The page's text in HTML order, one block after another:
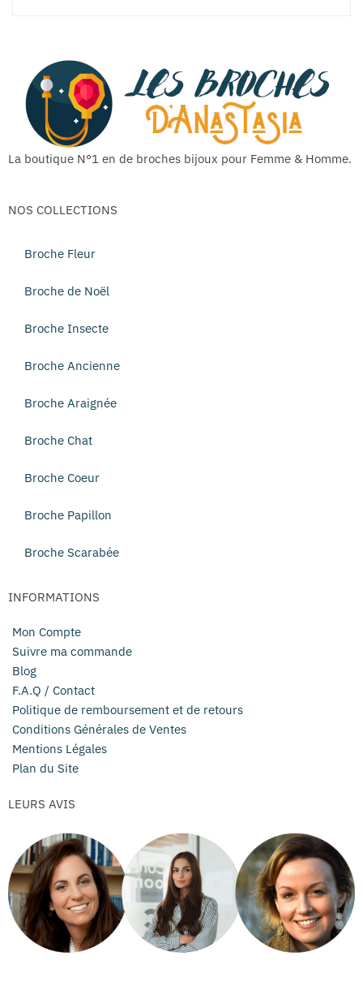
La boutique N°1 en de broches bijoux pour Femme & Homme.
NOS COLLECTIONS
Broche Fleur
Broche de Noël
Broche Insecte
Broche Ancienne
Broche Araignée
Broche Chat
Broche Coeur
Broche Papillon
Broche Scarabée
INFORMATIONS
Mon Compte
Suivre ma commande
Blog
F.A.Q / Contact
Politique de remboursement et de retours
Conditions Générales de Ventes
Mentions Légales
Plan du Site
LEURS AVIS